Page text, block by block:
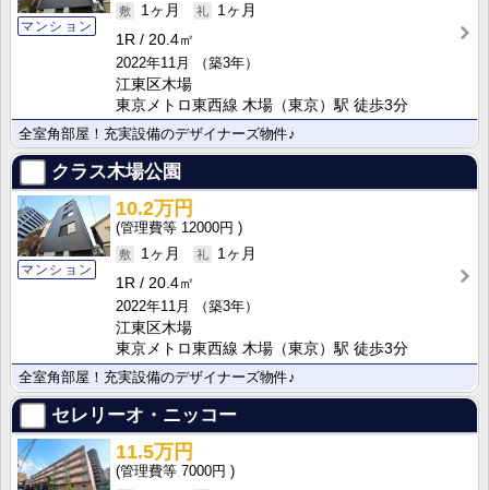
マンション
1ヶ月
1ヶ月
1R
20.4㎡
2022年11月
（築3年）
江東区木場
東京メトロ東西線 木場（東京）駅 徒歩3分
全室角部屋！充実設備のデザイナーズ物件♪
クラス木場公園
マンション
10.2万円
12000円
1ヶ月
1ヶ月
1R
20.4㎡
2022年11月
（築3年）
江東区木場
東京メトロ東西線 木場（東京）駅 徒歩3分
全室角部屋！充実設備のデザイナーズ物件♪
セレリーオ・ニッコー
11.5万円
7000円